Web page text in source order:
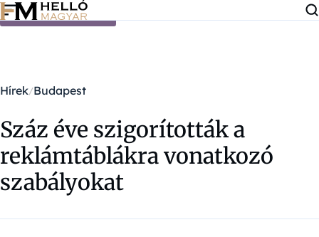
Ugrás a tartalomra
Hírek Budapest
Száz éve szigorították a
reklámtáblákra vonatkozó
szabályokat